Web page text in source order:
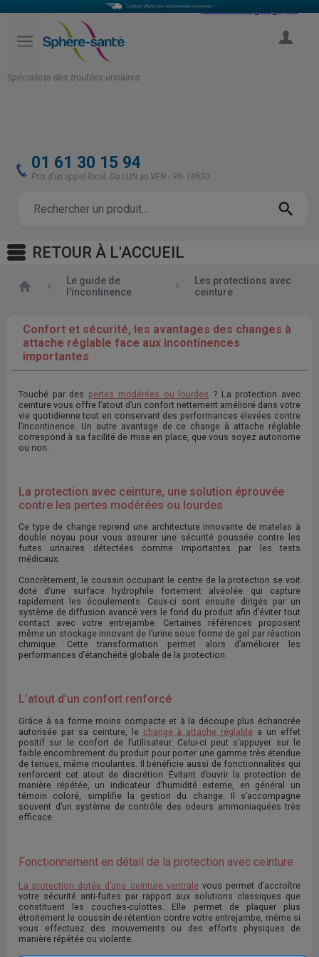
Spécialiste des troubles urinaires
Select Language
01 61 30 15 94
Prix d'un appel local. Du LUN au VEN - 9h- 18h30
RETOUR À L'ACCUEIL
Accueil
Le guide de
l'incontinence
Les protections avec
ceinture
Confort et sécurité, les avantages des changes à
attache réglable face aux incontinences
importantes
Touché par des pertes modérées ou lourdes ? La protection avec
ceinture vous offre l’atout d’un confort nettement amélioré dans votre
vie quotidienne tout en conservant des performances élevées contre
l’incontinence. Un autre avantage de ce change à attache réglable
correspond à sa facilité de mise en place, que vous soyez autonome
ou non.
La protection avec ceinture, une solution éprouvée
contre les pertes modérées ou lourdes
Ce type de change reprend une architecture innovante de matelas à
double noyau pour vous assurer une sécurité poussée contre les
fuites urinaires détectées comme importantes par les tests
médicaux.
Concrètement, le coussin occupant le centre de la protection se voit
doté d’une surface hydrophile fortement alvéolée qui capture
rapidement les écoulements. Ceux-ci sont ensuite dirigés par un
système de diffusion avancé vers le fond du produit afin d’éviter tout
contact avec votre entrejambe. Certaines références proposent
même un stockage innovant de l’urine sous forme de gel par réaction
chimique. Cette transformation permet alors d’améliorer les
performances d’étanchéité globale de la protection.
L’atout d’un confort renforcé
Grâce à sa forme moins compacte et à la découpe plus échancrée
autorisée par sa ceinture, le change à attache réglable a un effet
positif sur le confort de l’utilisateur. Celui-ci peut s’appuyer sur le
faible encombrement du produit pour porter une gamme très étendue
de tenues, même moulantes. Il bénéficie aussi de fonctionnalités qui
renforcent cet atout de discrétion. Évitant d’ouvrir la protection de
manière répétée, un indicateur d’humidité externe, en général un
témoin coloré, simplifie la gestion du change. Il s’accompagne
souvent d’un système de contrôle des odeurs ammoniaquées très
efficace.
Fonctionnement en détail de la protection avec ceinture
La protection dotée d’une ceinture ventralevous permet d’accroître
votre sécurité anti-fuites par rapport aux solutions classiques que
constituent les couches-culottes. Elle permet de plaquer plus
étroitement le coussin de rétention contre votre entrejambe, même si
vous effectuez des mouvements ou des efforts physiques de
manière répétée ou violente.